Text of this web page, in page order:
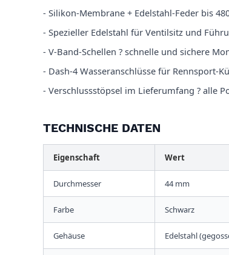
- Silikon-Membrane + Edelstahl-Feder bis
- Spezieller Edelstahl für Ventilsitz und
- V-Band-Schellen ? schnelle und sichere
- Dash-4 Wasseranschlüsse für Rennsport-
- Verschlussstöpsel im Lieferumfang ? alle
TECHNISCHE DATEN
Eigenschaft Wert
Durchmesser 44 mm
Farbe Schwarz
Gehäuse Edelstahl